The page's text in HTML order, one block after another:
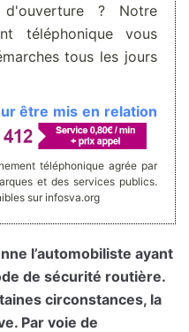
? Notre
téléphonique vous
tous les jours
être mis en relation
téléphonique agrée par
et des services publics.
sur infosva.org
l’automobiliste ayant
de sécurité routière.
circonstances, la
Par voie de